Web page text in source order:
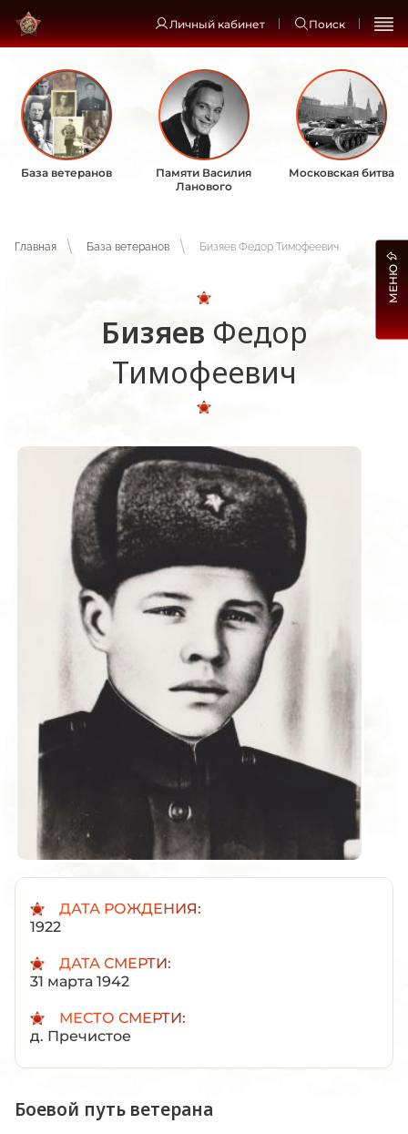
Личный кабинет Поиск
База ветеранов
Памяти Василия
Ланового
Московская битва
Главная База ветеранов Бизяев Федор Тимофеевич
Бизяев Федор
Тимофеевич
ДАТА РОЖДЕНИЯ:
1922
ДАТА СМЕРТИ:
31 марта 1942
МЕСТО СМЕРТИ:
д. Пречистое
Боевой путь ветерана
МЕНЮ